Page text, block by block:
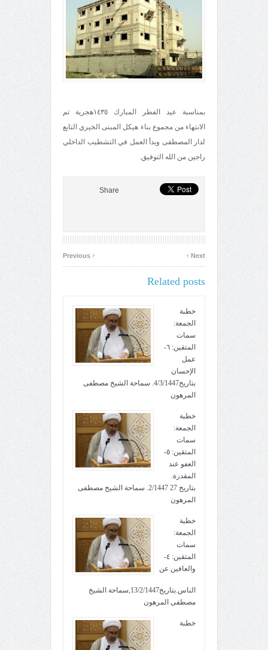
بمناسبة عيد الفطر المبارك ١٤٣٥هجرية تم
الانتهاء من مجموع بناء هيكل المبنى الخيري التابع
لدار المصطفى وبدأ العمل في التشطيب الداخلي
راجين من الله التوفيق.
Share
‹ Next
›
Related posts
خطبة
الجمعة:
سمات
المتقين: ٦-
عمل
الإحسان
بتاريخ4/3/1447. سماحة الشيخ مصطفى
المرهون
خطبة
الجمعة:
سمات
المتقين: ٥-
العفو عند
المقدرة.
بتاريخ 27 2/1447. سماحة الشيخ مصطفى
المرهون
خطبة
الجمعة:
سمات
المتقين: ٤-
والعافين عن
الناس.بتاريخ13/2/1447,سماحة الشيخ
مصطفى المرهون
خطبة